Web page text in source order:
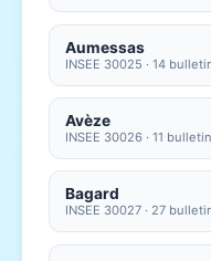
Aumessas
INSEE 30025 · 14
Avèze
INSEE 30026 · 11
Bagard
INSEE 30027 · 27